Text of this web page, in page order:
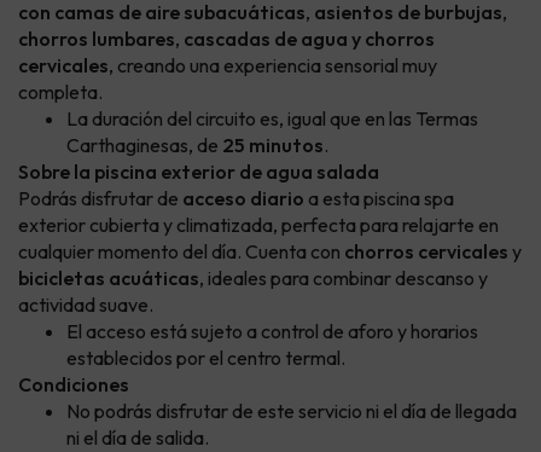
con camas de aire subacuáticas, asientos de burbujas,
chorros lumbares, cascadas de agua y chorros
cervicales, creando una experiencia sensorial muy
completa.
La duración del circuito es, igual que en las Termas
Carthaginesas, de 25 minutos.
Sobre la piscina exterior de agua salada
Podrás disfrutar de acceso diario a esta piscina spa
exterior cubierta y climatizada, perfecta para relajarte en
cualquier momento del día. Cuenta con chorros cervicales y
bicicletas acuáticas, ideales para combinar descanso y
actividad suave.
El acceso está sujeto a control de aforo y horarios
establecidos por el centro termal.
Condiciones
No podrás disfrutar de este servicio ni el día de llegada
ni el día de salida.